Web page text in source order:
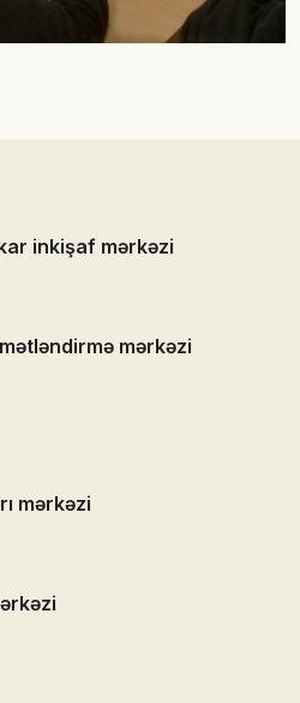
inkişaf mərkəzi
mərkəzi
mərkəzi